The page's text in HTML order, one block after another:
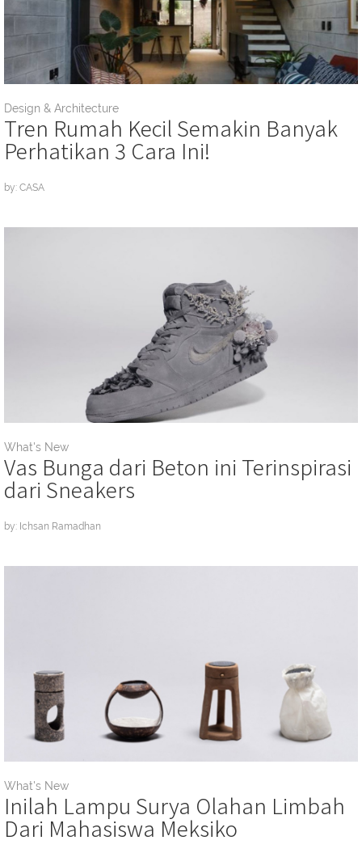
Design & Architecture
Tren Rumah Kecil Semakin Banyak
Perhatikan 3 Cara Ini!
by: CASA
What's New
Vas Bunga dari Beton ini Terinspirasi
dari Sneakers
by: Ichsan Ramadhan
What's New
Inilah Lampu Surya Olahan Limbah
Dari Mahasiswa Meksiko